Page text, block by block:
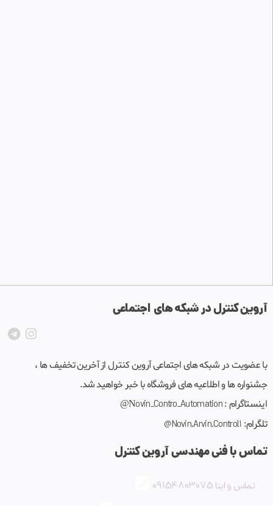
آروین کنترل در شبکه های اجتماعی
با عضویت در شبکه های اجتماعی آروین کنترل از آخرین تخفیف ها ،
جشنواره ها و اطلاعیه های فروشگاه با خبر خواهید شد.
اینستاگرام : N
ovin_Contro_Automation
@
تلگرام: Novin.Arvin.Control1@
تماس با فنی مهندسی آروین کنترل
تماس و ایتا 09154803075